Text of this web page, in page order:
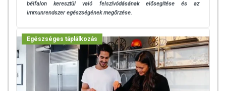
bélfalon keresztül való felszívódásának elősegítése és az
immunrendszer egészségének megőrzése.
Egészséges táplálkozás